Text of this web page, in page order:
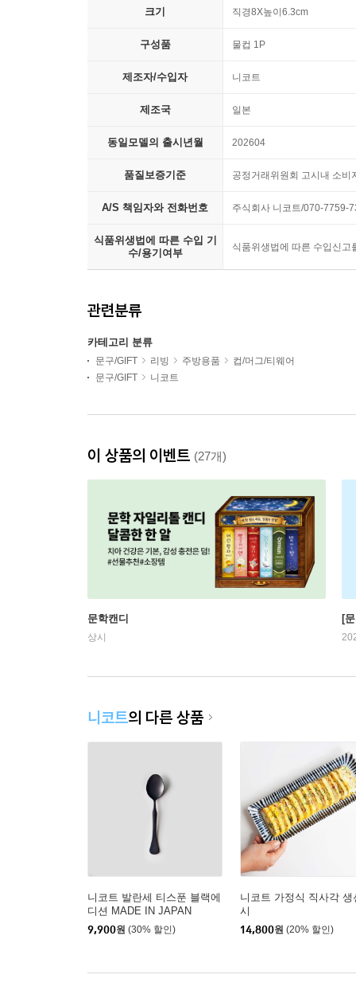
크기 직경8X높이6.3cm
구성품 물컵 1P
제조자/수입자 니코트
제조국 일본
동일모델의 출시년월 202604
품질보증기준 공정거래위원회 고시내 소비
A/S 책임자와 전화번호 주식회사 니코트/070-7759-
식품위생법에 따른 수입 기
수/용기여부
식품위생법에 따른 수입신고
관련분류
카테고리 분류
문구/GIFT 리빙 주방용품
컵/머그/티웨어
문구/GIFT
니코트
이 상품의 이벤트 (27개)
문학캔디
상시
[
니코트의 다른 상품
니코트 발란세 티스푼 블랙에
디션 MADE IN JAPAN
9,900원 (30% 할인)
니코트 가정식 직사각 생
시
14,800원 (20% 할인)